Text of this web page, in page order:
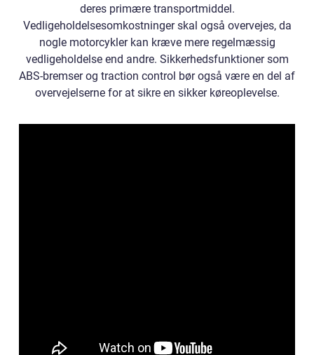
deres primære transportmiddel.
Vedligeholdelsesomkostninger skal også overvejes, da
nogle motorcykler kan kræve mere regelmæssig
vedligeholdelse end andre. Sikkerhedsfunktioner som
ABS-bremser og traction control bør også være en del af
overvejelserne for at sikre en sikker køreoplevelse.